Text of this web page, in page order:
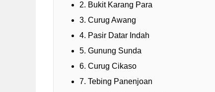
2. Bukit Karang Para
3. Curug Awang
4. Pasir Datar Indah
5. Gunung Sunda
6. Curug Cikaso
7. Tebing Panenjoan